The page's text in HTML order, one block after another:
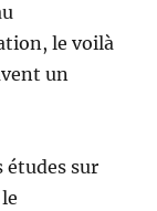
le voilà
un
études sur